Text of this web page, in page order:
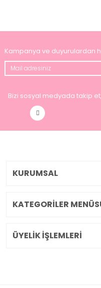
Kampanya ve duyurulardan
Bizi sosyal medyada takip
KURUMSAL
KATEGORİLER
ÜYELİK İŞLEMLERİ